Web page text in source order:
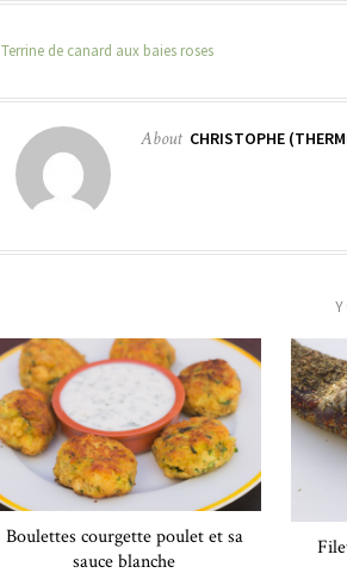
Terrine de canard aux baies roses
About CHRISTOPHE
Boulettes courgette poulet et sa
sauce blanche